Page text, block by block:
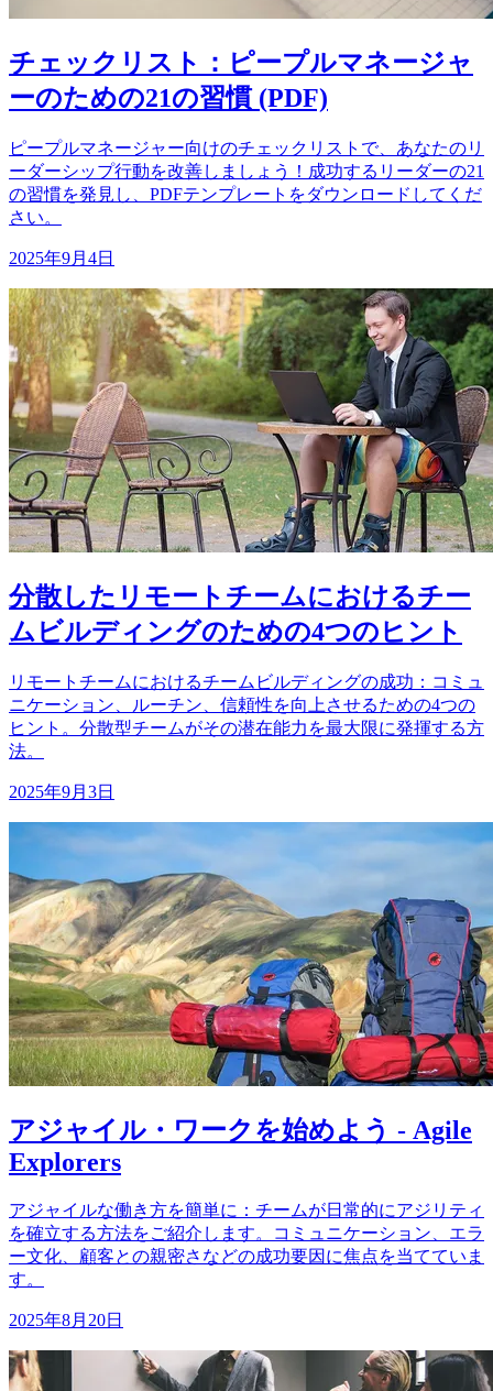
チェックリスト：ピープルマネージャ
ーのための21の習慣 (PDF)
ピープルマネージャー向けのチェックリストで、あなたのリ
ーダーシップ行動を改善しましょう！成功するリーダーの21
の習慣を発見し、PDFテンプレートをダウンロードしてくだ
さい。
2025年9月4日
分散したリモートチームにおけるチー
ムビルディングのための4つのヒント
リモートチームにおけるチームビルディングの成功：コミュ
ニケーション、ルーチン、信頼性を向上させるための4つの
ヒント。分散型チームがその潜在能力を最大限に発揮する方
法。
2025年9月3日
アジャイル・ワークを始めよう - Agile
Explorers
アジャイルな働き方を簡単に：チームが日常的にアジリティ
を確立する方法をご紹介します。コミュニケーション、エラ
ー文化、顧客との親密さなどの成功要因に焦点を当てていま
す。
2025年8月20日